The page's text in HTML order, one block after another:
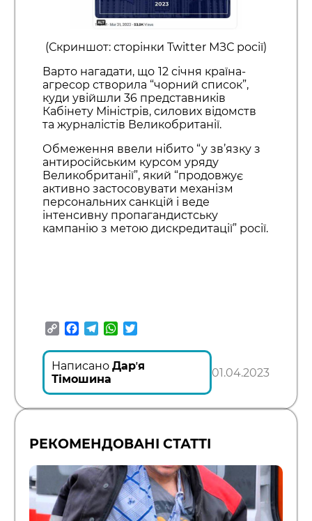
(Скриншот: сторінки Twitter МЗС росії)
Варто нагадати, що 12 січня країна-
агресор створила “чорний список”,
куди увійшли 36 представників
Кабінету Міністрів, силових відомств
та журналістів Великобританії.
Обмеження ввели нібито “у зв’язку з
антиросійським курсом уряду
Великобританії”, який “продовжує
активно застосовувати механізм
персональних санкцій і веде
інтенсивну пропагандистську
кампанію з метою дискредитації” росії.
CopyFacebook
TelegramWhatsApp
Написано Дарʼя
Тімошина
01.04.2023
РЕКОМЕНДОВАНІ СТАТТІ